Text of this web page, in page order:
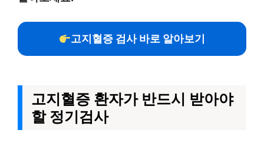
고지혈증 검사 바로 알아보기
고지혈증 환자가 반드시 받아야
할 정기검사